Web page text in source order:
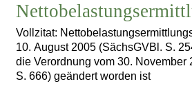
Vollzitat:
10. August 2005 (SächsGVBl. S.
die Verordnung vom 30. November
S. 666) geändert worden ist